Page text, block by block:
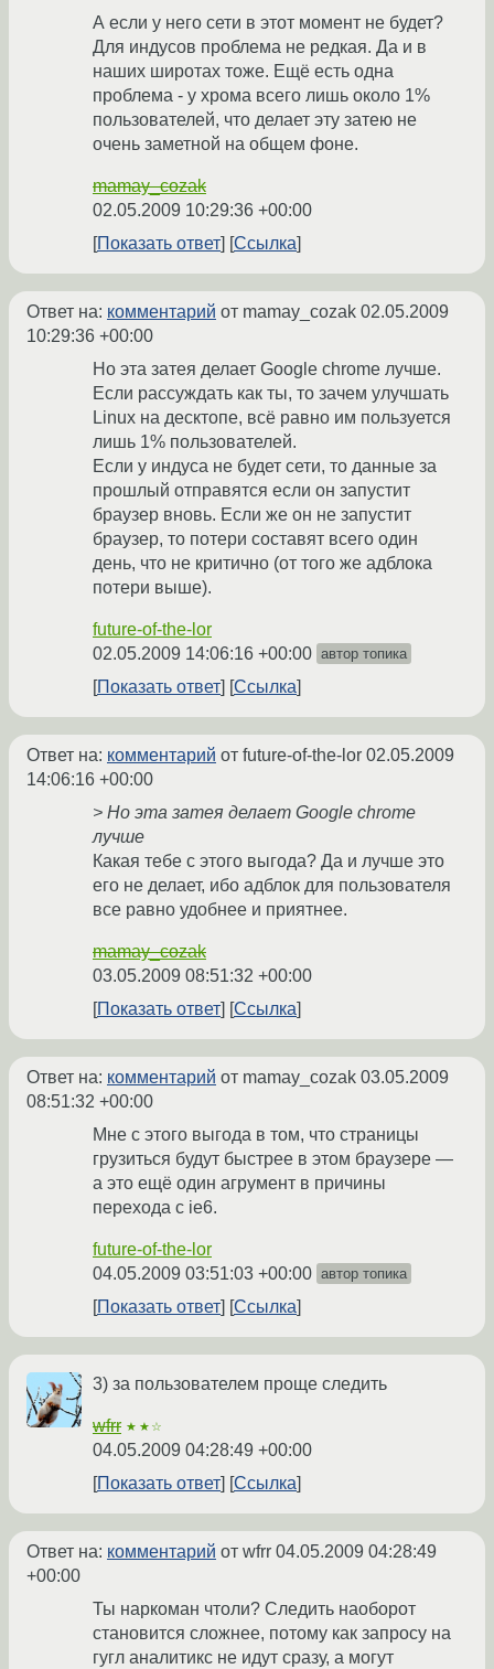
А если у него сети в этот момент не будет?
Для индусов проблема не редкая. Да и в
наших широтах тоже. Ещё есть одна
проблема - у хрома всего лишь около 1%
пользователей, что делает эту затею не
очень заметной на общем фоне.
mamay_cozak
02.05.2009 10:29:36 +00:00
Показать ответ
Ссылка
Ответ на: комментарий от mamay_cozak 02.05.2009
10:29:36 +00:00
Но эта затея делает Google chrome лучше.
Если рассуждать как ты, то зачем улучшать
Linux на десктопе, всё равно им пользуется
лишь 1% пользователей.
Если у индуса не будет сети, то данные за
прошлый отправятся если он запустит
браузер вновь. Если же он не запустит
браузер, то потери составят всего один
день, что не критично (от того же адблока
потери выше).
future-of-the-lor
02.05.2009 14:06:16 +00:00 автор топика
Показать ответ Ссылка
Ответ на: комментарий от future-of-the-lor 02.05.2009
14:06:16 +00:00
> Но эта затея делает Google chrome
лучше
Какая тебе с этого выгода? Да и лучше это
его не делает, ибо адблок для пользователя
все равно удобнее и приятнее.
mamay_cozak
03.05.2009 08:51:32 +00:00
Показать ответ
Ссылка
Ответ на: комментарий от mamay_cozak 03.05.2009
08:51:32 +00:00
Мне с этого выгода в том, что страницы
грузиться будут быстрее в этом браузере —
а это ещё один агрумент в причины
перехода с ie6.
future-of-the-lor
04.05.2009 03:51:03 +00:00 автор топика
Показать ответ Ссылка
3) за пользователем проще следить
wfrr ★★☆
04.05.2009 04:28:49 +00:00
Показать ответ
Ссылка
Ответ на: комментарий от wfrr 04.05.2009 04:28:49
+00:00
Ты наркоман чтоли? Следить наоборот
становится сложнее, потому как запросу на
гугл аналитикс не идут сразу, а могут